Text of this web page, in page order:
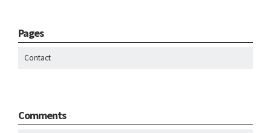
Pages
Contact
Comments